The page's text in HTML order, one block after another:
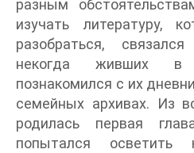
разным
изучать литературу,
разобраться,
некогда живших в
познакомился с их
семейных архивах. Из
родилась первая
попытался осветить